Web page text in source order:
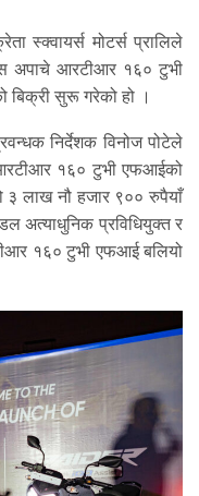
स्क्वायर्स मोटर्स प्रालिले
अपाचे आरटीआर १६० टुभी
बिक्री सुरू गरेको हो ।
निर्देशक विनोज पोटेले
१६० टुभी एफआईको
लाख नौ हजार ९०० रुपैयाँ
अत्याधुनिक प्रविधियुक्त र
१६० टुभी एफआई बलियो